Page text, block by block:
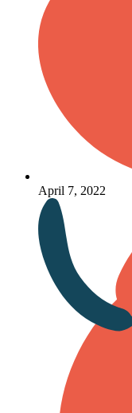
April 7, 2022